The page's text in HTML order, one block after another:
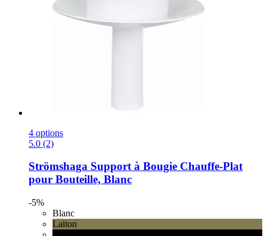
4 options
5.0 (2)
Strömshaga Support à Bougie Chauffe-​Plat
pour Bouteille, Blanc
-5%
Blanc
Laiton